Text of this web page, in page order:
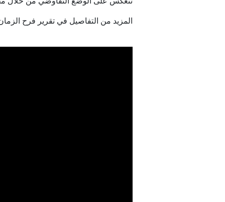
المزيد من التفاصيل في تقرير فرح